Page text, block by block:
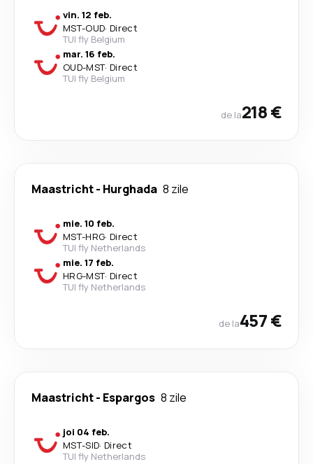
vin. 12 feb.
MST-OUD· Direct
TUI fly Belgium
mar. 16 feb.
OUD-MST· Direct
TUI fly Belgium
de la218 €
Maastricht- Hurghada 8 zile
mie. 10 feb.
MST-HRG· Direct
TUI fly Netherlands
mie. 17 feb.
HRG-MST· Direct
TUI fly Netherlands
de la457 €
Maastricht- Espargos 8 zile
joi 04 feb.
MST-SID· Direct
TUI fly Netherlands